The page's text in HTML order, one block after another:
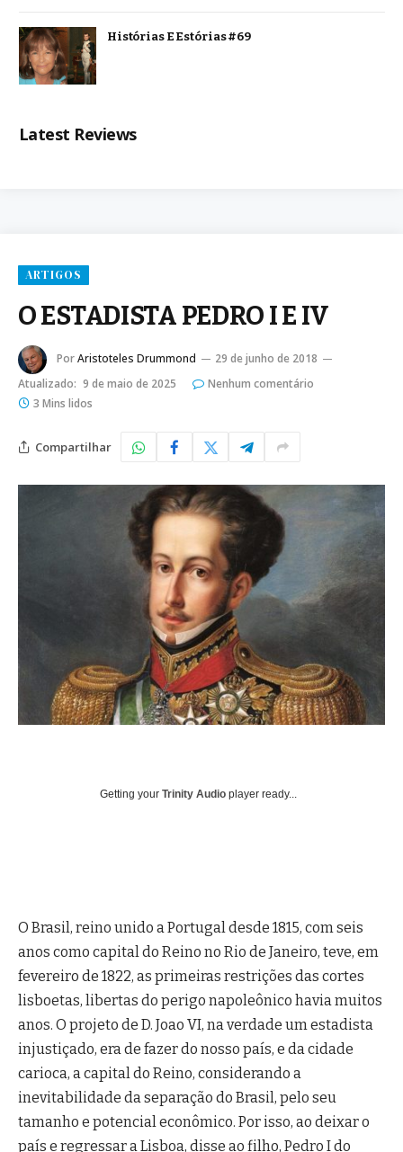
Histórias E Estórias #69
Latest Reviews
ARTIGOS
O ESTADISTA PEDRO I E IV
PorAristoteles Drummond
29 de junho de 2018
Atualizado: 9 de maio de 2025
Nenhum comentário
3 Mins lidos
Compartilhar
Getting your Trinity Audio player ready...
O Brasil, reino unido a Portugal desde 1815, com seis
anos como capital do Reino no Rio de Janeiro, teve, em
fevereiro de 1822, as primeiras restrições das cortes
lisboetas, libertas do perigo napoleônico havia muitos
anos. O projeto de D. Joao VI, na verdade um estadista
injustiçado, era de fazer do nosso país, e da cidade
carioca, a capital do Reino, considerando a
inevitabilidade da separação do Brasil, pelo seu
tamanho e potencial econômico. Por isso, ao deixar o
país e regressar a Lisboa, disse ao filho, Pedro I do